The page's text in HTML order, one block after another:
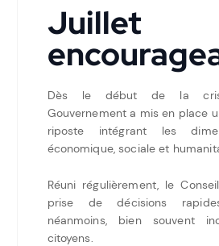
Juillet
Dès le début de la
Gouvernement a mis en place
riposte intégrant les
économique, sociale et
Réuni régulièrement, le
prise de décisions
néanmoins, bien souvent
citoyens.